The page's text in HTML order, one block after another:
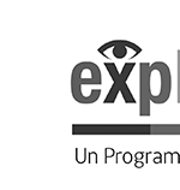
cuenta
a
la